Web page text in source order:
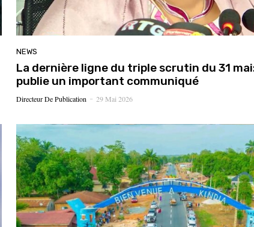
NEWS
La dernière ligne du triple scrutin du 31 mai:
publie un important communiqué
Directeur De Publication - 29 Mai 2026